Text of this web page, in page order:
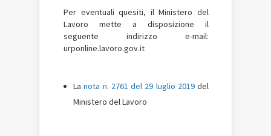
Per eventuali quesiti, il Ministero del
Lavoro mette a disposizione il
seguente indirizzo e-mail:
urponline.lavoro.gov.it
Lanota n. 2761 del 29 luglio 2019del
Ministero del Lavoro